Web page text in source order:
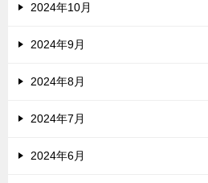
2024年10月
2024年9月
2024年8月
2024年7月
2024年6月